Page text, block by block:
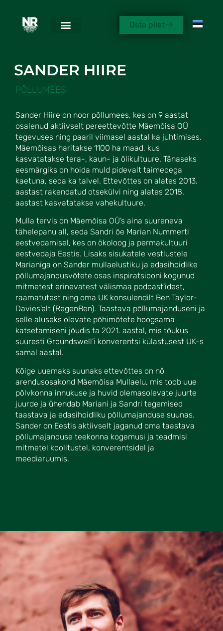
Osta pilet
Sander Hiire – ee
SANDER HIIRE
PÕLLUMEES
Sander Hiire on noor põllumees, kes on 9 aastat
osalenud aktiivselt pereettevõtte Mäemõisa OÜ
tegevuses ning paaril viimasel aastal ka juhtimises.
Mäemõisas haritakse 1100 ha maad, kus
kasvatatakse tera-, kaun- ja õlikultuure. Tänaseks
eesmärgiks on hoida muld pidevalt taimedega
kaetuna, seda ka talvel. Ettevõttes on alates 2013.
aastast rakendatud otsekülvi ning alates 2018.
aastast kasvatatakse vahekultuure.
Mulla tervis on Mäemõisa OÜ’s aina suureneva
tähelepanu all, seda Sandri õe Marian Nummerti
eestvedamisel, kes on ökoloog ja permakultuuri
eestvedaja Eestis. Lisaks sisukatele vestlustele
Marianiga on Sander mullaelustiku ja edasihoidlike
põllumajandusvõtete osas inspiratsiooni kogunud
mitmetest erinevatest välismaa podcast’idest,
raamatutest ning oma UK konsulendilt Ben Taylor-
Davies’elt (RegenBen). Taastava põllumajanduseni ja
selle aluseks olevate põhimõtete hoogsama
katsetamiseni jõudis ta 2021. aastal, mis tõukus
suuresti Groundswell’i konverentsi külastusest UK-s
samal aastal.
Kõige uuemaks suunaks ettevõttes on nö
arendusosakond Mäemõisa Mullaelu, mis toob uue
põlvkonna innukuse ja huvid olemasolevate juurte
juurde ja ühendab Mariani ja Sandri tegemised
taastava ja edasihoidliku põllumajanduse suunas.
Sander on Eestis aktiivselt jaganud oma taastava
põllumajanduse teekonna kogemusi ja teadmisi
mitmetel koolitustel, konverentsidel ja
meediaruumis.